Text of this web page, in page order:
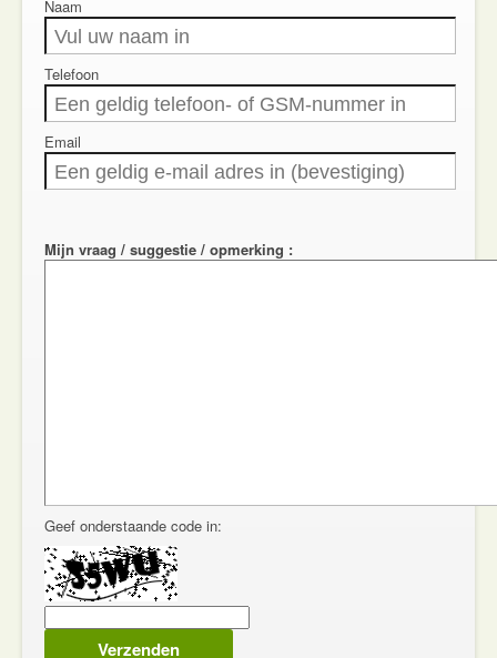
Naam
Telefoon
Email
Mijn vraag / suggestie / opmerking :
Geef onderstaande code in: